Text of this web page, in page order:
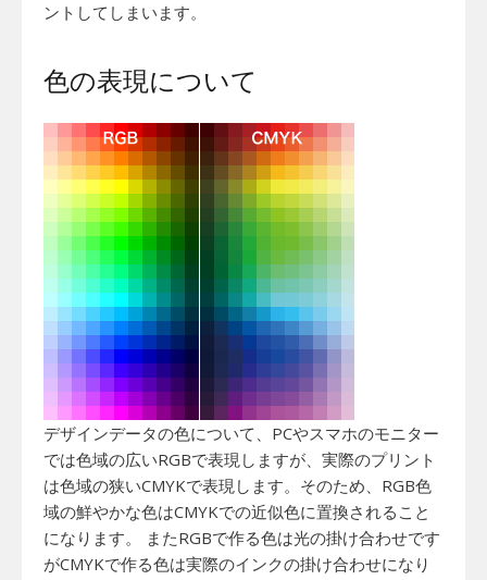
ントしてしまいます。
色の表現について
デザインデータの色について、PCやスマホのモニター
では色域の広いRGBで表現しますが、実際のプリント
は色域の狭いCMYKで表現します。そのため、RGB色
域の鮮やかな色はCMYKでの近似色に置換されること
になります。 またRGBで作る色は光の掛け合わせです
がCMYKで作る色は実際のインクの掛け合わせになり